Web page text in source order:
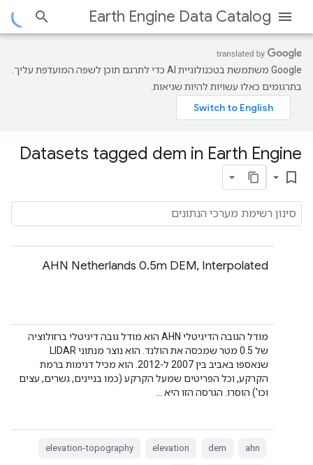
Earth Engine Data Catalog
‫Google משתמשת בטכנולוגיית AI כדי לתרגם תוכן לשפה המועדפת עליך.
בתרגומים כאלו עשויות להיות שגיאות.
Datasets tagged dem in Earth Engine
bookmark_border
‫AHN Netherlands 0.5m DEM, Interpolated
מודל הגובה הדיגיטלי AHN הוא מודל גובה דיגיטלי ברזולוציה
של 0.5 מטר שמכסה את הולנד. הוא נוצר מנתוני LIDAR
שנאספו באביב בין 2007 ל-2012. הוא מכיל דגימות ברמת
הקרקע, וכל הפריטים שמעל הקרקע (כמו בניינים, גשרים, עצים
וכו') הוסרו. הגרסה הזו היא …
ahn
dem
elevation
elevation-topography